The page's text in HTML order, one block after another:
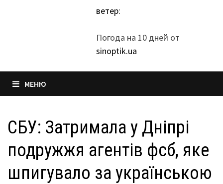
ветер:
Погода на 10 дней от
sinoptik.ua
МЕНЮ
СБУ: Затримала у Дніпрі
подружжя агентів фсб, яке
шпигувало за українською